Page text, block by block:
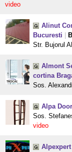
video
Alinut
Bucuresti
Str. Bujorul
Almont
cortina
Sos.
Alpa
Sos.
video
Alpexpert